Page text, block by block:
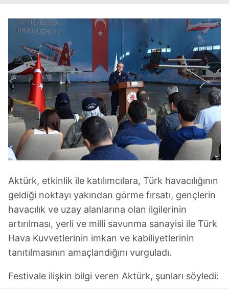
Aktürk, etkinlik ile katılımcılara, Türk havacılığının
geldiği noktayı yakından görme fırsatı, gençlerin
havacılık ve uzay alanlarına olan ilgilerinin
artırılması, yerli ve milli savunma sanayisi ile Türk
Hava Kuvvetlerinin imkan ve kabiliyetlerinin
tanıtılmasının amaçlandığını vurguladı.
Festivale ilişkin bilgi veren Aktürk, şunları söyledi: